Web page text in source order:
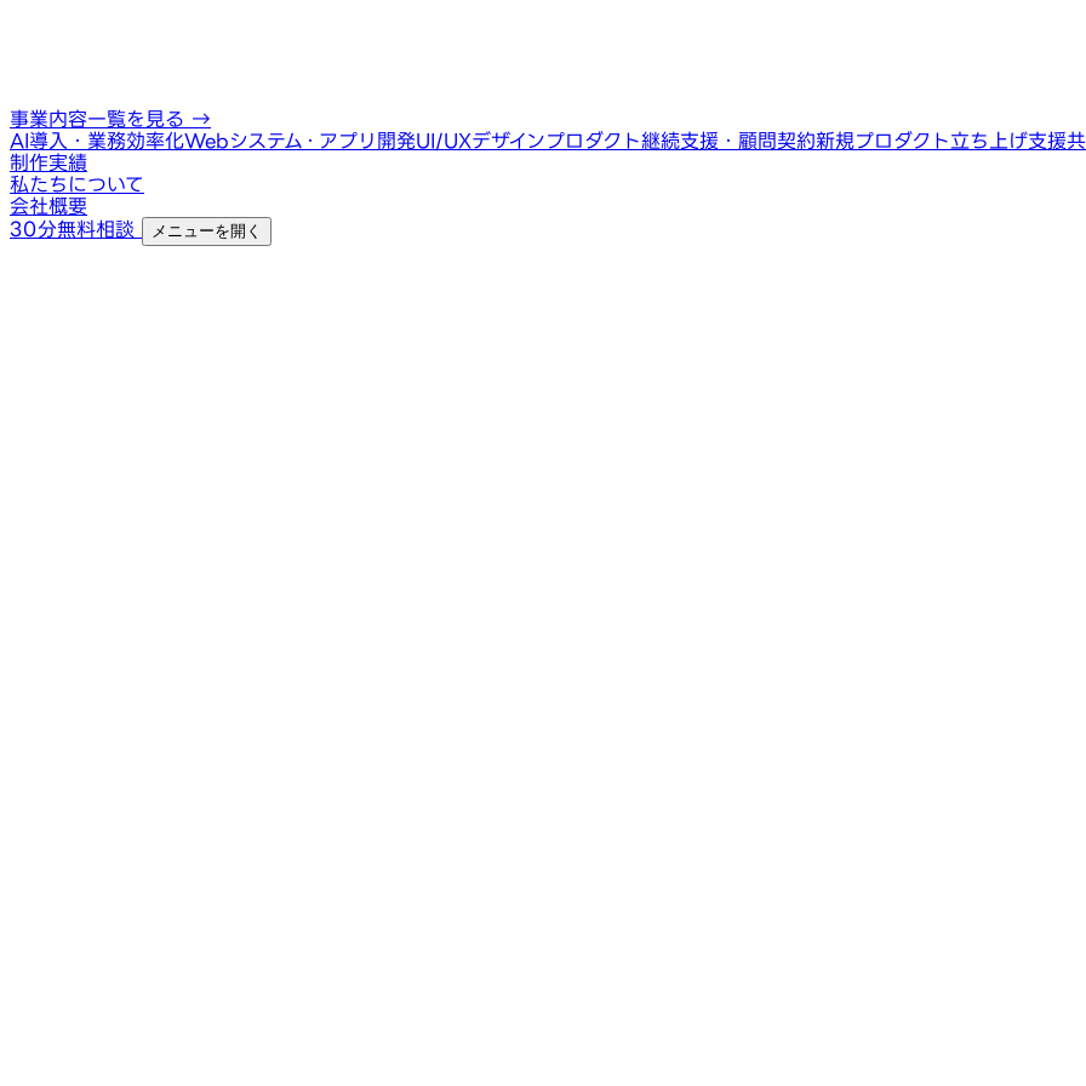
事業内容一覧を見る →
AI導入・業務効率化Webシステム・アプリ開発UI/UXデザインプロダクト継続支援・顧問契約新規プロダクト立ち上げ支援
制作実績
私たちについて
会社概要
30分無料相談
メニューを開く